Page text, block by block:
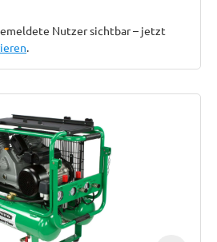
Nutzer sichtbar – jetzt
.